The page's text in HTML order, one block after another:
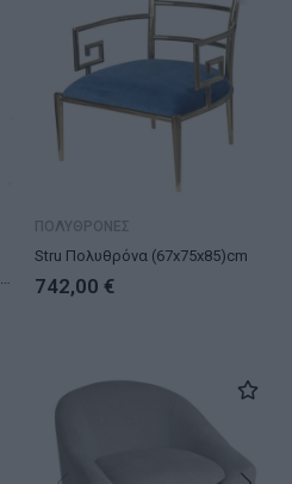
ΠΟΛΥΘΡΟΝΕΣ
Stru Πολυθρόνα (67x75x85)cm
742,00 €